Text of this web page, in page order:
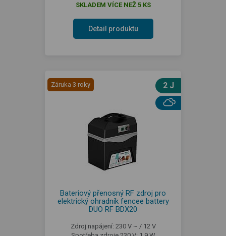
SKLADEM VÍCE NEŽ 5 KS
Detail produktu
Záruka 3 roky 2 J
Bateriový přenosný RF zdroj pro
elektrický ohradník fencee battery
DUO RF BDX20
Zdroj napájení: 230 V ~ / 12 V